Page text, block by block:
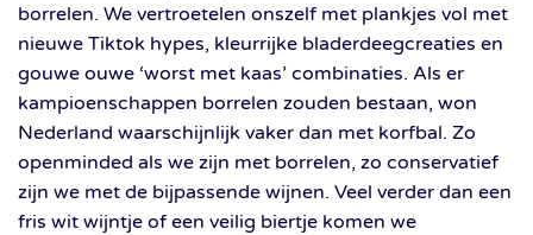
borrelen. We vertroetelen onszelf met plankjes vol met
nieuwe Tiktok hypes, kleurrijke bladerdeegcreaties en
gouwe ouwe ‘worst met kaas’ combinaties. Als er
kampioenschappen borrelen zouden bestaan, won
Nederland waarschijnlijk vaker dan met korfbal. Zo
openminded als we zijn met borrelen, zo conservatief
zijn we met de bijpassende wijnen. Veel verder dan een
fris wit wijntje of een veilig biertje komen we